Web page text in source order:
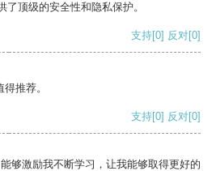
顶级的安全性和隐私保护。
支持[0] 反对[0]
推荐。
支持[0] 反对[0]
够激励我不断学习，让我能够取得更好的